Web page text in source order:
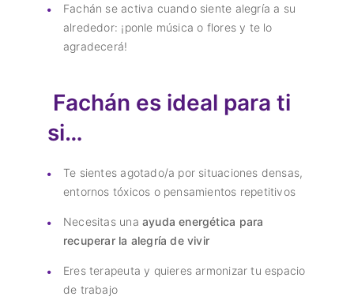
Fachán se activa cuando siente alegría a su
alrededor: ¡ponle música o flores y te lo
agradecerá!
Fachán es ideal para ti
si…
Te sientes agotado/a por situaciones densas,
entornos tóxicos o pensamientos repetitivos
Necesitas una ayuda energética para
recuperar la alegría de vivir
Eres terapeuta y quieres armonizar tu espacio
de trabajo